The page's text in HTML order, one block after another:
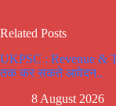
Related Posts
UKPSC : Revenue &
तक कर सकते आवेदन..
8 August 2026